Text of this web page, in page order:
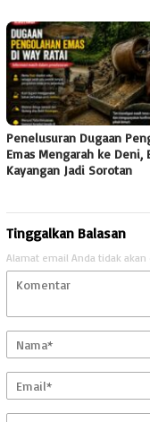
Penelusuran Dugaan
Emas Mengarah ke Deni,
Kayangan Jadi Sorotan
Tinggalkan Balasan
Alamat email Anda tidak